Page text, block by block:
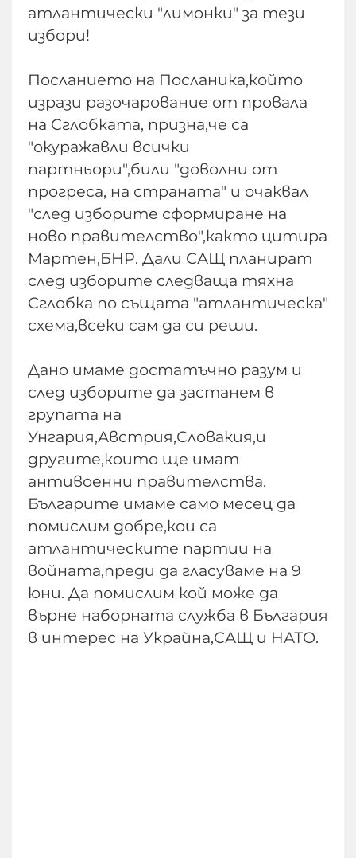
атлантически "лимонки" за тези
избори!
Посланието на Посланика,който
изрази разочарование от провала
на Сглобката, призна,че са
"окуражавли всички
партньори",били "доволни от
прогреса, на страната" и очаквал
"след изборите сформиране на
ново правителство",както цитира
Мартен,БНР. Дали САЩ планират
след изборите следваща тяхна
Сглобка по същата "атлантическа"
схема,всеки сам да си реши.
Дано имаме достатъчно разум и
след изборите да застанем в
групата на
Унгария,Австрия,Словакия,и
другите,които ще имат
антивоенни правителства.
Българите имаме само месец да
помислим добре,кои са
атлантическите партии на
войната,преди да гласуваме на 9
юни. Да помислим кой може да
върне наборната служба в България
в интерес на Украйна,САЩ и НАТО.